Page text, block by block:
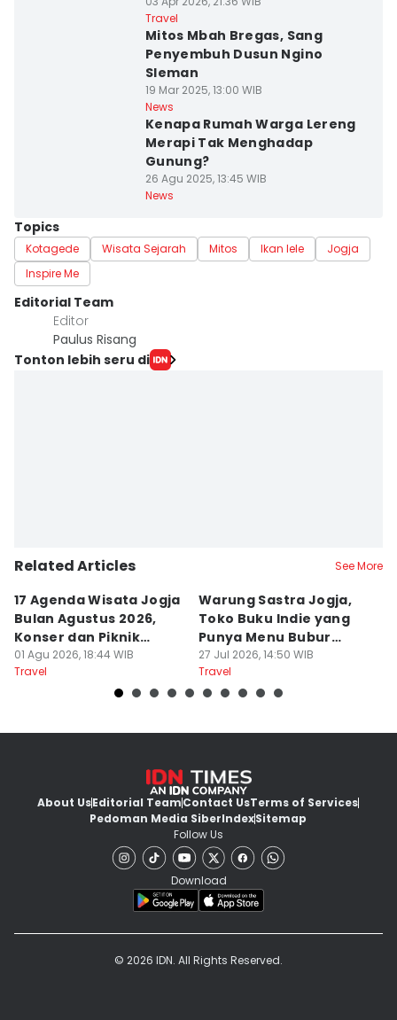
Travel
Mitos Mbah Bregas, Sang
Penyembuh Dusun Ngino
Sleman
19 Mar 2025, 13:00 WIB
News
Kenapa Rumah Warga Lereng
Merapi Tak Menghadap
Gunung?
26 Agu 2025, 13:45 WIB
News
Topics
Kotagede Wisata Sejarah Mitos Ikan lele
Jogja
Inspire Me
Editorial Team
Editor
Paulus Risang
Tonton lebih seru di
Related Articles See More
17 Agenda Wisata Jogja
Bulan Agustus 2026,
Konser dan Piknik
Literasi
01 Agu 2026, 18:44 WIB
Travel
Warung Sastra Jogja,
Toko Buku Indie yang
Punya Menu Bubur
Manado
27 Jul 2026, 14:50 WIB
Travel
About UsEditorial TeamContact UsTerms of Services
Pedoman Media SiberIndexSitemap
Follow Us
Download
© 2026 IDN. All Rights Reserved.